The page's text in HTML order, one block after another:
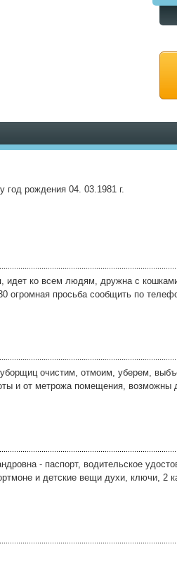
год рождения 04. 03.1981 г.
идет ко всем людям, дружна с
огромная просьба сообщить по
уборщиц очистим, отмоим, уберем,
и от метрожа помещения, возможны
- паспорт, водительское
и детские вещи духи, ключи, 2